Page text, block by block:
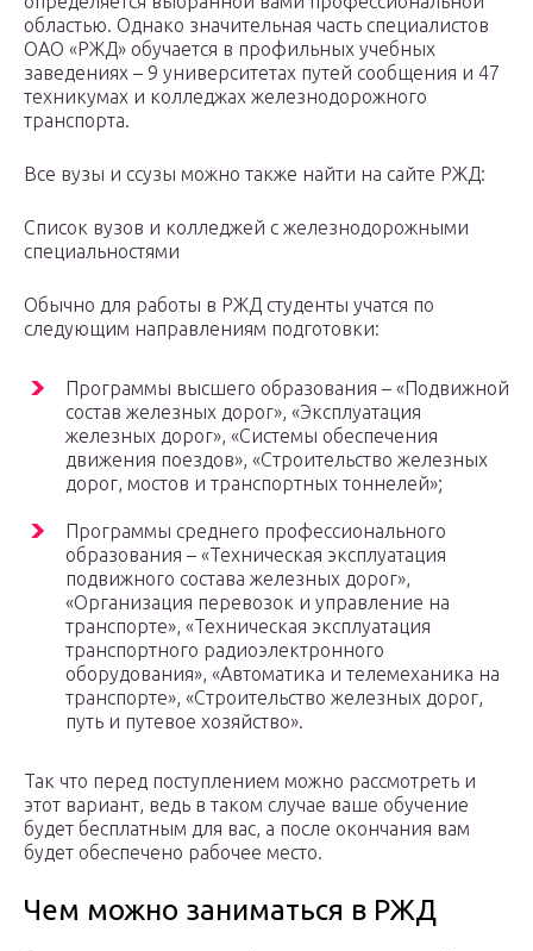
областью. Однако значительная часть специалистов
ОАО «РЖД» обучается в профильных учебных
заведениях – 9 университетах путей сообщения и 47
техникумах и колледжах железнодорожного
транспорта.
Все вузы и ссузы можно также найти на сайте РЖД:
Список вузов и колледжей с железнодорожными
специальностями
Обычно для работы в РЖД студенты учатся по
следующим направлениям подготовки:
Программы высшего образования – «Подвижной
состав железных дорог», «Эксплуатация
железных дорог», «Системы обеспечения
движения поездов», «Строительство железных
дорог, мостов и транспортных тоннелей»;
Программы среднего профессионального
образования – «Техническая эксплуатация
подвижного состава железных дорог»,
«Организация перевозок и управление на
транспорте», «Техническая эксплуатация
транспортного радиоэлектронного
оборудования», «Автоматика и телемеханика на
транспорте», «Строительство железных дорог,
путь и путевое хозяйство».
Так что перед поступлением можно рассмотреть и
этот вариант, ведь в таком случае ваше обучение
будет бесплатным для вас, а после окончания вам
будет обеспечено рабочее место.
Чем можно заниматься в РЖД